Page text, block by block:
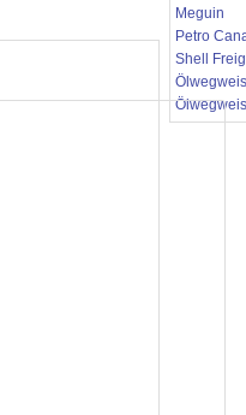
Meguin
Petro
Shell